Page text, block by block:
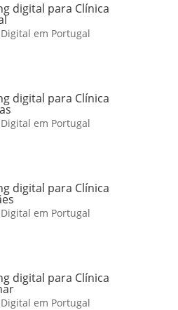
digital para Clínica
em Portugal
digital para Clínica
em Portugal
digital para Clínica
em Portugal
digital para Clínica
em Portugal